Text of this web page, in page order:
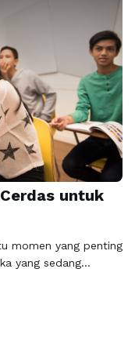
untuk
momen yang penting
yang sedang
adalah ujian